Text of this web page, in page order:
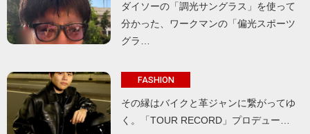
ダイソーの「調光サングラス」を使って
分かった、ワークマンの「偏光スポーツ
グラ…
FASHION
その縁はバイクと革ジャンに繋がってゆ
く。「TOUR RECORD」プロデュー…